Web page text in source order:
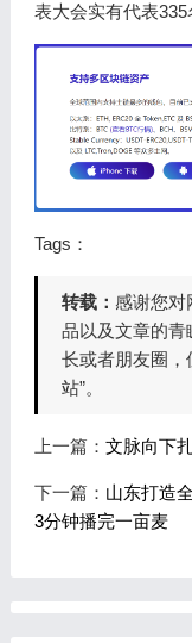
表大会实有代表335
Tags：
转载： 感谢您对
品以及文章的
长或者朋友圈，
站”。
上一篇： 文脉向下
下一篇： 山东打造
3分钟播完一亩麦